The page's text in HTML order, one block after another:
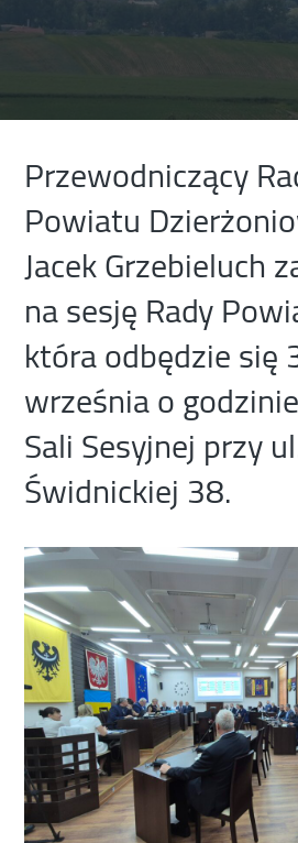
Przewodniczący
Powiatu
Jacek Grzebieluch
na sesję Rady
która odbędzie się
września o
Sali Sesyjnej przy
Świdnickiej 38.